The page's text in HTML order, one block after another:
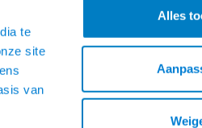
te
site
van
Alles